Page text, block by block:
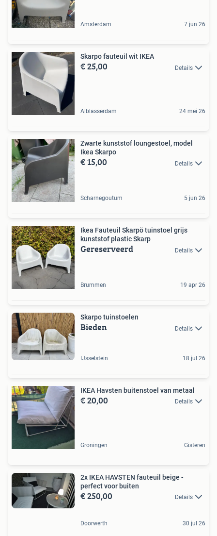
Amsterdam 7 jun 26
Skarpo fauteuil wit IKEA
€ 25,00 Details
Alblasserdam 24 mei 26
Zwarte kunststof loungestoel, model
Ikea Skarpo
€ 15,00 Details
Scharnegoutum 5 jun 26
Ikea Fauteuil Skarpö tuinstoel grijs
kunststof plastic Skarp
Gereserveerd Details
Brummen 19 apr 26
Skarpo tuinstoelen
Bieden Details
IJsselstein 18 jul 26
IKEA Havsten buitenstoel van metaal
€ 20,00 Details
Groningen Gisteren
2x IKEA HAVSTEN fauteuil beige -
perfect voor buiten
€ 250,00 Details
Doorwerth 30 jul 26